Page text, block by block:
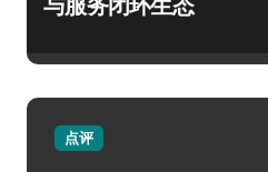
点评